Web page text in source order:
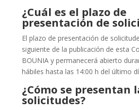
¿Cuál es el plazo de
presentación de
El plazo de presentación de
siguiente de la publicación de esta
BOUNIA y permanecerá abierto
hábiles hasta las 14:00 h del último
¿Cómo se presentan
solicitudes?